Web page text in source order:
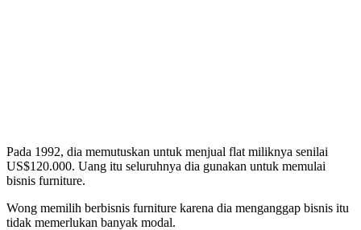
Pada 1992, dia memutuskan untuk menjual flat miliknya senilai
US$120.000. Uang itu seluruhnya dia gunakan untuk memulai
bisnis furniture.
Wong memilih berbisnis furniture karena dia menganggap bisnis itu
tidak memerlukan banyak modal.